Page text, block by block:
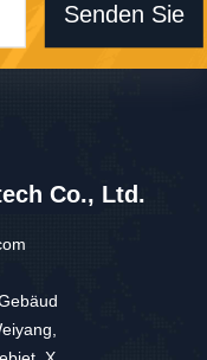
Senden Sie
Co., Ltd.